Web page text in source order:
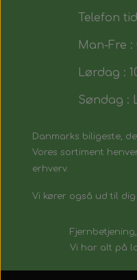
Telefon
Man-Fre :
Lørdag :
Søndag :
Danmarks biligeste,
Vores sortiment
erhverv.
Vi kører også ud til
Vi har alt på